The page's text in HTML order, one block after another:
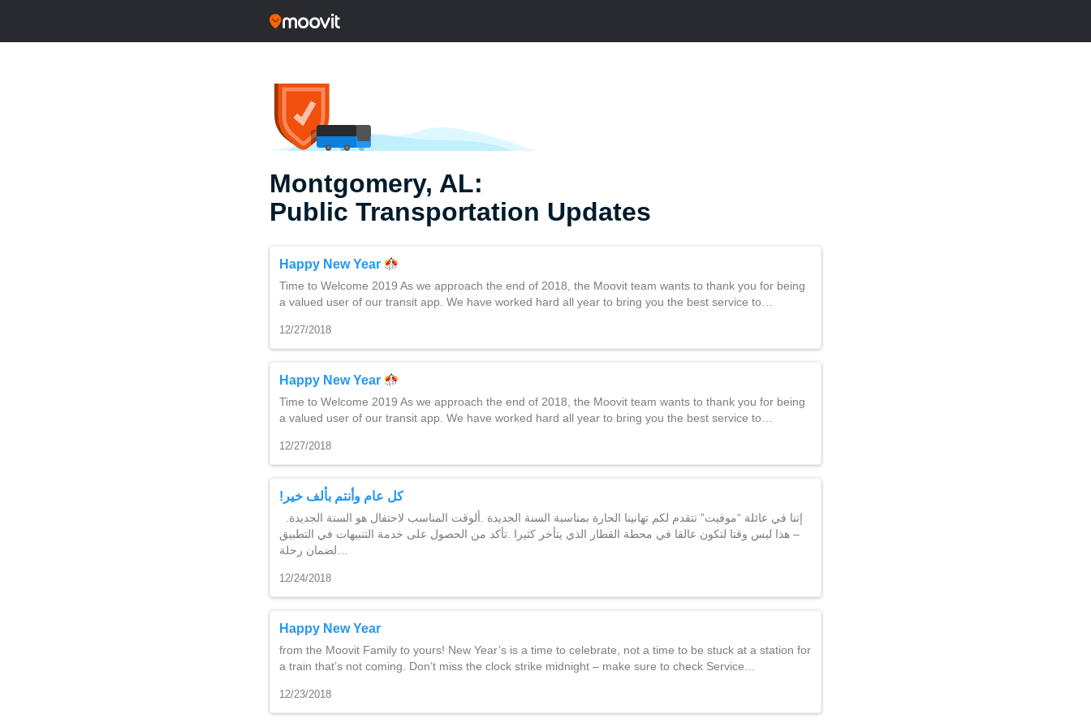
Montgomery, AL:
Public Transportation Updates
Happy New Year
Time to Welcome 2019 As we approach the end of 2018, the Moovit team wants to thank you for being
a valued user of our transit app. We have worked hard all year to bring you the best service to…
12/27/2018
Happy New Year
Time to Welcome 2019 As we approach the end of 2018, the Moovit team wants to thank you for being
a valued user of our transit app. We have worked hard all year to bring you the best service to…
12/27/2018
!كل عام وأنتم بألف خير
– هذا ليس وقتا لتكون عالقا في محطة القطار الذي يتأخر كثيرا .تأكد من الحصول على خدمة التنبيهات في التطبيق
12/24/2018
Happy New Year
from the Moovit Family to yours! New Year’s is a time to celebrate, not a time to be stuck at a station for
a train that’s not coming. Don’t miss the clock strike midnight – make sure to check Service…
12/23/2018